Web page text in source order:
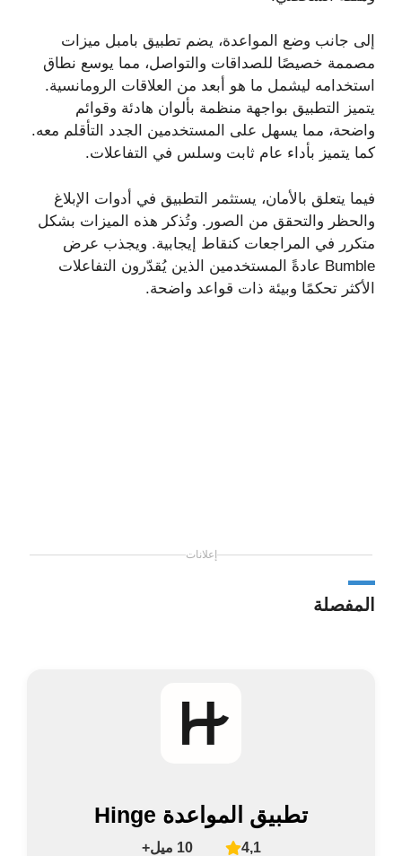
إلى جانب وضع المواعدة، يضم تطبيق بامبل ميزات
مصممة خصيصًا للصداقات والتواصل، مما يوسع نطاق
استخدامه ليشمل ما هو أبعد من العلاقات الرومانسية.
يتميز التطبيق بواجهة منظمة بألوان هادئة وقوائم
واضحة، مما يسهل على المستخدمين الجدد التأقلم معه.
كما يتميز بأداء عام ثابت وسلس في التفاعلات.
فيما يتعلق بالأمان، يستثمر التطبيق في أدوات الإبلاغ
والحظر والتحقق من الصور. وتُذكر هذه الميزات بشكل
متكرر في المراجعات كنقاط إيجابية. ويجذب عرض
Bumble عادةً المستخدمين الذين يُقدّرون التفاعلات
الأكثر تحكمًا وبيئة ذات قواعد واضحة.
إعلانات
المفصلة
تطبيق المواعدة Hinge
4,1 10 ميل+